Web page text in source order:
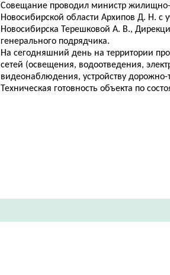
Совещание проводил министр жилищно-
Новосибирской области Архипов Д. Н. с
Новосибирска Терешковой А. В.,
генерального подрядчика.
На сегодняшний день на территории
сетей (освещения, водоотведения,
видеонаблюдения, устройству
Техническая готовность объекта по